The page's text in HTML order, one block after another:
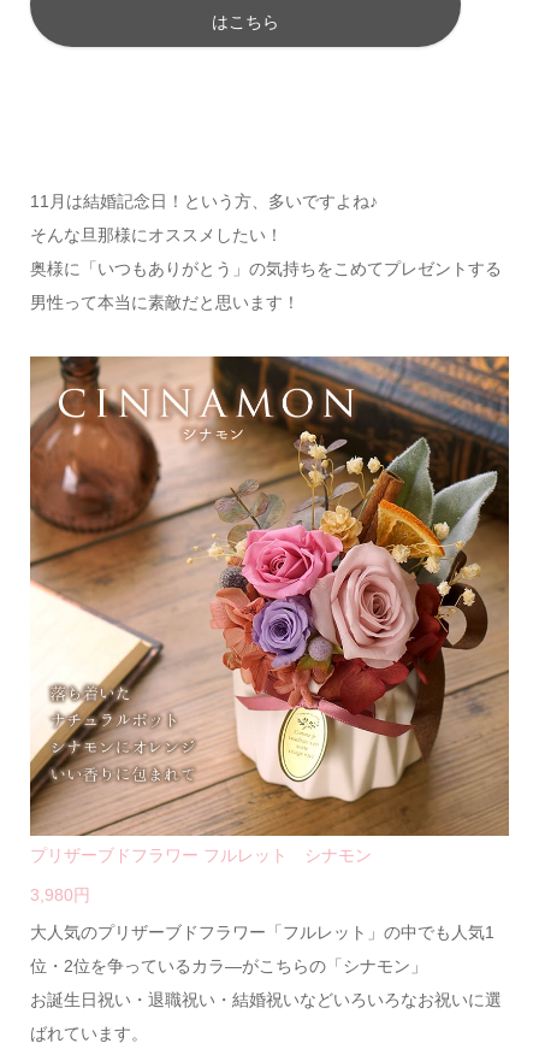
はこちら
11月は結婚記念日！という方、多いですよね♪
そんな旦那様にオススメしたい！
奥様に「いつもありがとう」の気持ちをこめてプレゼントする
男性って本当に素敵だと思います！
プリザーブドフラワー フルレット シナモン
3,980円
大人気のプリザーブドフラワー「フルレット」の中でも人気1
位・2位を争っているカラ―がこちらの「シナモン」
お誕生日祝い・退職祝い・結婚祝いなどいろいろなお祝いに選
ばれています。